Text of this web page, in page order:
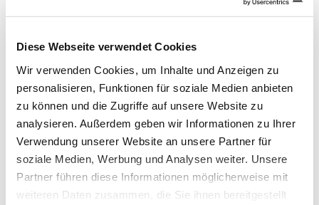
Diese Webseite verwendet Cookies
Wir verwenden Cookies, um Inhalte und Anzeigen zu
personalisieren, Funktionen für soziale Medien anbieten
zu können und die Zugriffe auf unsere Website zu
analysieren. Außerdem geben wir Informationen zu Ihrer
Verwendung unserer Website an unsere Partner für
soziale Medien, Werbung und Analysen weiter. Unsere
Partner führen diese Informationen möglicherweise mit
weiteren Daten zusammen, die Sie ihnen bereitgestellt
Das könnte Sie auch interessieren: